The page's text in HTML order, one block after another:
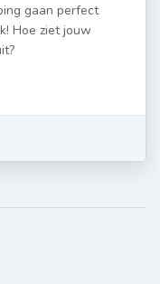
gaan perfect
Hoe ziet jouw